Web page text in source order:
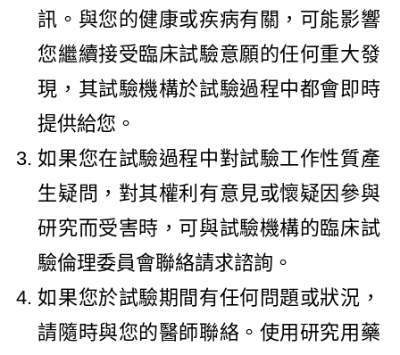
訊。與您的健康或疾病有關，可能影響
您繼續接受臨床試驗意願的任何重大發
現，其試驗機構於試驗過程中都會即時
提供給您。
如果您在試驗過程中對試驗工作性質產
生疑問，對其權利有意見或懷疑因參與
研究而受害時，可與試驗機構的臨床試
驗倫理委員會聯絡請求諮詢。
如果您於試驗期間有任何問題或狀況，
請隨時與您的醫師聯絡。使用研究用藥